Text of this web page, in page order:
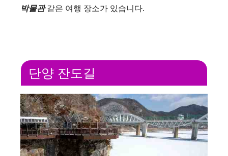
박물관같은 여행 장소가 있습니다.
단양 잔도길